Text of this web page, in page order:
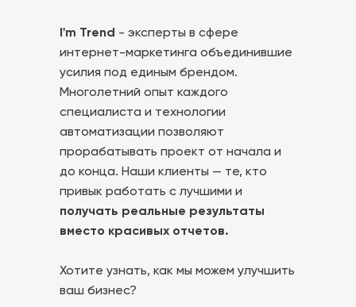
I'm Trend - эксперты в сфере
интернет-маркетинга объединившие
усилия под единым брендом.
Многолетний опыт каждого
специалиста и технологии
автоматизации позволяют
прорабатывать проект от начала и
до конца. Наши клиенты — те, кто
привык работать с лучшими и
получать реальные результаты
вместо красивых отчетов.
Хотите узнать, как мы можем улучшить
ваш бизнес?